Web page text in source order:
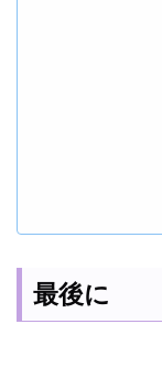
最後に